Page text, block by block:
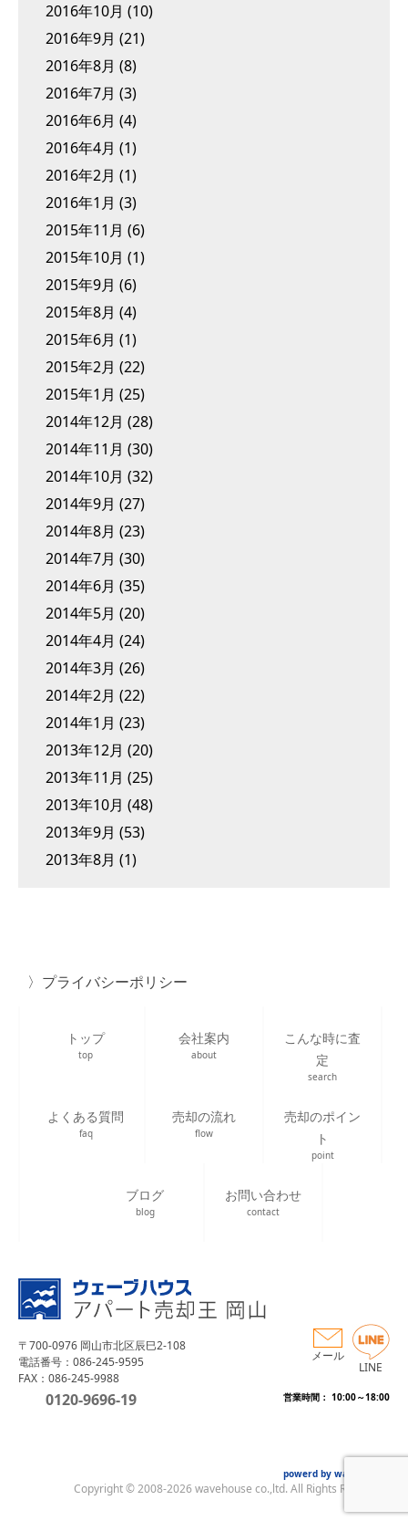
2016年10月 (10)
2016年9月 (21)
2016年8月 (8)
2016年7月 (3)
2016年6月 (4)
2016年4月 (1)
2016年2月 (1)
2016年1月 (3)
2015年11月 (6)
2015年10月 (1)
2015年9月 (6)
2015年8月 (4)
2015年6月 (1)
2015年2月 (22)
2015年1月 (25)
2014年12月 (28)
2014年11月 (30)
2014年10月 (32)
2014年9月 (27)
2014年8月 (23)
2014年7月 (30)
2014年6月 (35)
2014年5月 (20)
2014年4月 (24)
2014年3月 (26)
2014年2月 (22)
2014年1月 (23)
2013年12月 (20)
2013年11月 (25)
2013年10月 (48)
2013年9月 (53)
2013年8月 (1)
プライバシーポリシー
トップ
top
会社案内
about
こんな時に査
定
search
よくある質問
faq
売却の流れ
flow
売却のポイン
ト
point
ブログ
blog
お問い合わせ
contact
〒700-0976 岡山市北区辰巳2-108
電話番号：086-245-9595
FAX：086-245-9988
0120-9696-19 営業時間： 10:00～18:00
メール
LINE
powerd by wave house
Copyright © 2008-2026 wavehouse co.,ltd. All Rights Reserved.